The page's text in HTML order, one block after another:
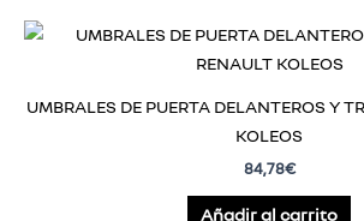
UMBRALES DE PUERTA DELANTEROS Y
KOLEOS
84,78€
Añadir al carrito